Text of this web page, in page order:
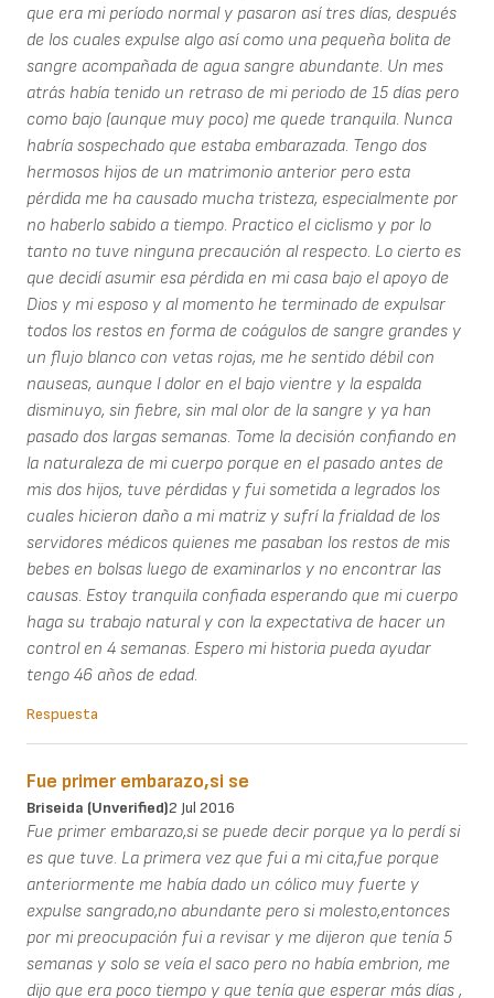
que era mi período normal y pasaron así tres días, después
de los cuales expulse algo así como una pequeña bolita de
sangre acompañada de agua sangre abundante. Un mes
atrás había tenido un retraso de mi periodo de 15 días pero
como bajo (aunque muy poco) me quede tranquila. Nunca
habría sospechado que estaba embarazada. Tengo dos
hermosos hijos de un matrimonio anterior pero esta
pérdida me ha causado mucha tristeza, especialmente por
no haberlo sabido a tiempo. Practico el ciclismo y por lo
tanto no tuve ninguna precaución al respecto. Lo cierto es
que decidí asumir esa pérdida en mi casa bajo el apoyo de
Dios y mi esposo y al momento he terminado de expulsar
todos los restos en forma de coágulos de sangre grandes y
un flujo blanco con vetas rojas, me he sentido débil con
nauseas, aunque l dolor en el bajo vientre y la espalda
disminuyo, sin fiebre, sin mal olor de la sangre y ya han
pasado dos largas semanas. Tome la decisión confiando en
la naturaleza de mi cuerpo porque en el pasado antes de
mis dos hijos, tuve pérdidas y fui sometida a legrados los
cuales hicieron daño a mi matriz y sufrí la frialdad de los
servidores médicos quienes me pasaban los restos de mis
bebes en bolsas luego de examinarlos y no encontrar las
causas. Estoy tranquila confiada esperando que mi cuerpo
haga su trabajo natural y con la expectativa de hacer un
control en 4 semanas. Espero mi historia pueda ayudar
tengo 46 años de edad.
Respuesta
Fue primer embarazo,si se
Briseida (unverified)2 Jul 2016
Fue primer embarazo,si se puede decir porque ya lo perdí si
es que tuve. La primera vez que fui a mi cita,fue porque
anteriormente me había dado un cólico muy fuerte y
expulse sangrado,no abundante pero si molesto,entonces
por mi preocupación fui a revisar y me dijeron que tenía 5
semanas y solo se veía el saco pero no había embrion, me
dijo que era poco tiempo y que tenía que esperar más días ,